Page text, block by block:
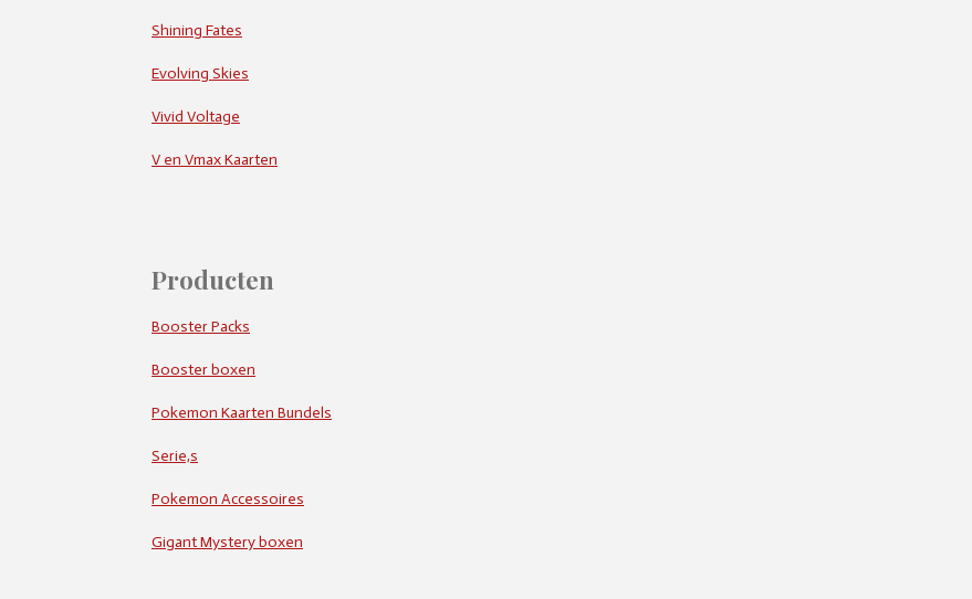
Shining Fates
Evolving Skies
Vivid Voltage
V en Vmax Kaarten
Producten
Booster Packs
Booster boxen
Pokemon Kaarten Bundels
Serie,s
Pokemon Accessoires
Gigant Mystery boxen